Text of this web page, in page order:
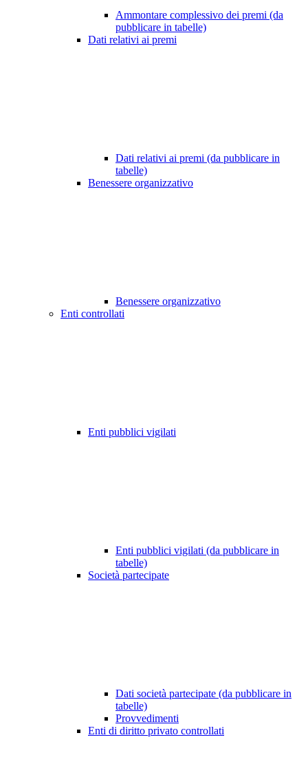
Ammontare complessivo dei premi (da
pubblicare in tabelle)
Dati relativi ai premi
Dati relativi ai premi (da pubblicare in
tabelle)
Benessere organizzativo
Benessere organizzativo
Enti controllati
Enti pubblici vigilati
Enti pubblici vigilati (da pubblicare in
tabelle)
Società partecipate
Dati società partecipate (da pubblicare in
tabelle)
Provvedimenti
Enti di diritto privato controllati